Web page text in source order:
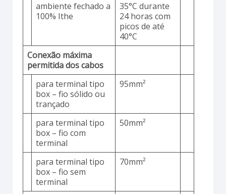
ambiente fechado a
100% Ithe
35°C durante
24 horas com
picos de até
40°C
Conexão máxima
permitida dos cabos
para terminal tipo
box – fio sólido ou
trançado
95mm²
para terminal tipo
box – fio com
terminal
50mm²
para terminal tipo
box – fio sem
terminal
70mm²